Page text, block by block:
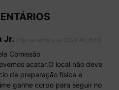
Jr.
Comissão
acatar.O local não deve
da preparação física e
ganhe corpo para seguir no